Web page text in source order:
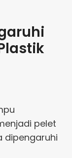
pelet
dipengaruhi